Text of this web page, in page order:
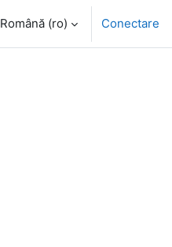
Română ‎(ro)‎ Conectare